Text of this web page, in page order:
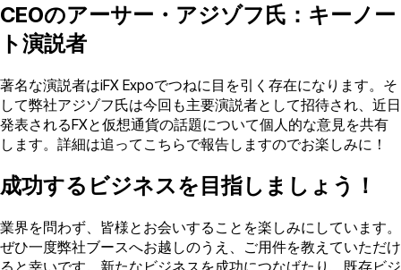
CEOのアーサー・アジゾフ氏：キーノー
ト演説者
著名な演説者はiFX Expoでつねに目を引く存在になります。そ
して弊社アジゾフ氏は今回も主要演説者として招待され、近日
発表されるFXと仮想通貨の話題について個人的な意見を共有
します。詳細は追ってこちらで報告しますのでお楽しみに！
成功するビジネスを目指しましょう！
業界を問わず、皆様とお会いすることを楽しみにしています。
ぜひ一度弊社ブースへお越しのうえ、ご用件を教えていただけ